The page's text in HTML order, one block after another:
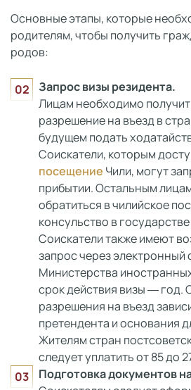
Основные этапы, которые
родителям, чтобы получить
родов:
Запрос визы резидента.
Лицам необходимо
разрешение на въезд в
будущем подать
Соискатели, которым
посещение Чили, могут
прибытии. Остальным
обратиться в чилийское
консульство в
Соискатели также имеют
запрос через электронный
Министерства
срок действия визы ― год.
разрешения на въезд
претендента и основания
Жителям стран
следует уплатить от 85 до
Подготовка документов